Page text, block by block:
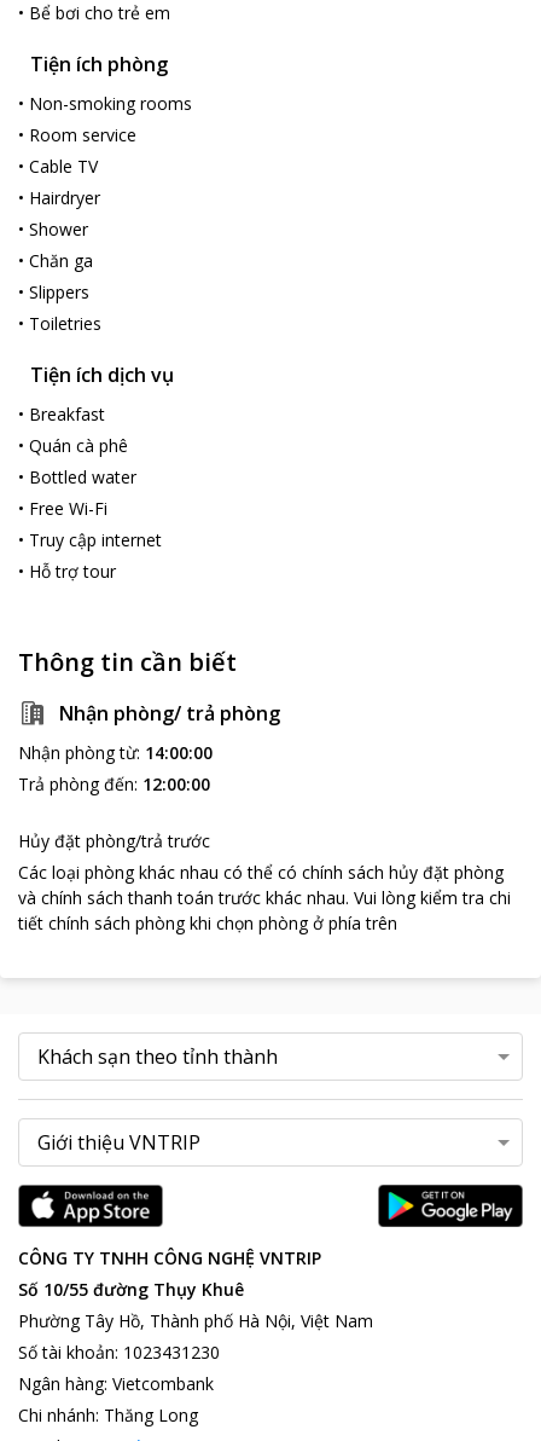
• Bể bơi cho trẻ em
Tiện ích phòng
• Non-smoking rooms
• Room service
• Cable TV
• Hairdryer
• Shower
• Chăn ga
• Slippers
• Toiletries
Tiện ích dịch vụ
• Breakfast
• Quán cà phê
• Bottled water
• Free Wi-Fi
• Truy cập internet
• Hỗ trợ tour
Thông tin cần biết
Nhận phòng/ trả phòng
Nhận phòng từ: 14:00:00
Trả phòng đến: 12:00:00
Hủy đặt phòng/trả trước
Các loại phòng khác nhau có thể có chính sách hủy đặt phòng
và chính sách thanh toán trước khác nhau. Vui lòng kiểm tra chi
tiết chính sách phòng khi chọn phòng ở phía trên
CÔNG TY TNHH CÔNG NGHỆ VNTRIP
Số 10/55 đường Thụy Khuê
Phường Tây Hồ, Thành phố Hà Nội, Việt Nam
Số tài khoản: 1023431230
Ngân hàng: Vietcombank
Chi nhánh: Thăng Long